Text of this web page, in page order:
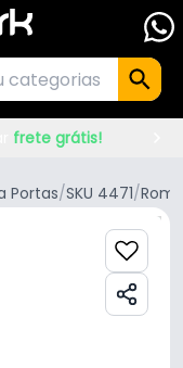
frete grátis!
Portas/SKU 4471/